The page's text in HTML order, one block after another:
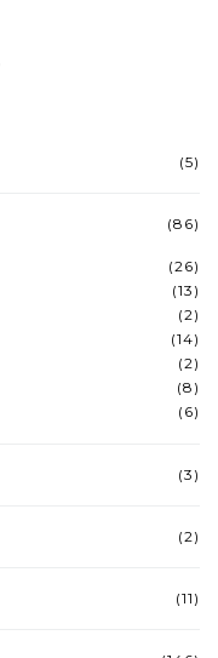
(5)
(86)
(26)
(13)
(2)
(14)
(2)
(8)
(6)
(3)
(2)
(11)